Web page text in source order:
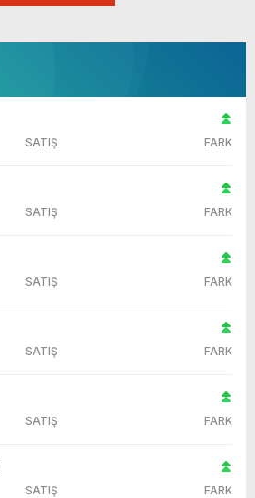
SATIŞ FARK
SATIŞ FARK
SATIŞ FARK
SATIŞ FARK
SATIŞ FARK
SATIŞ FARK